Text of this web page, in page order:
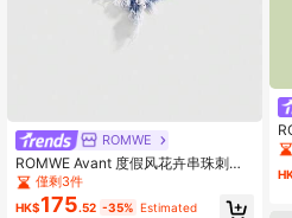
ROMWE
ROMWE Avant 度假风花卉串珠刺绣
水洗低腰毛边牛仔短裤
僅剩3件
HK$175.52 -35% Estimated